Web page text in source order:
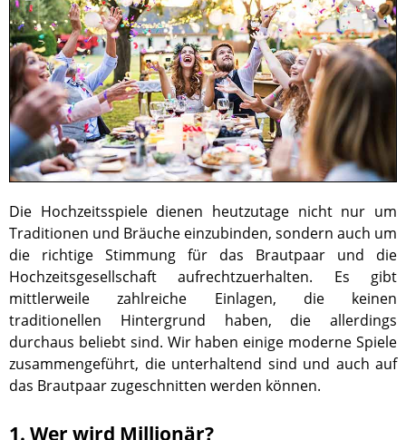
Die Hochzeitsspiele dienen heutzutage nicht nur um
Traditionen und Bräuche einzubinden, sondern auch um
die richtige Stimmung für das Brautpaar und die
Hochzeitsgesellschaft aufrechtzuerhalten. Es gibt
mittlerweile zahlreiche Einlagen, die keinen
traditionellen Hintergrund haben, die allerdings
durchaus beliebt sind. Wir haben einige moderne Spiele
zusammengeführt, die unterhaltend sind und auch auf
das Brautpaar zugeschnitten werden können.
1. Wer wird Millionär?